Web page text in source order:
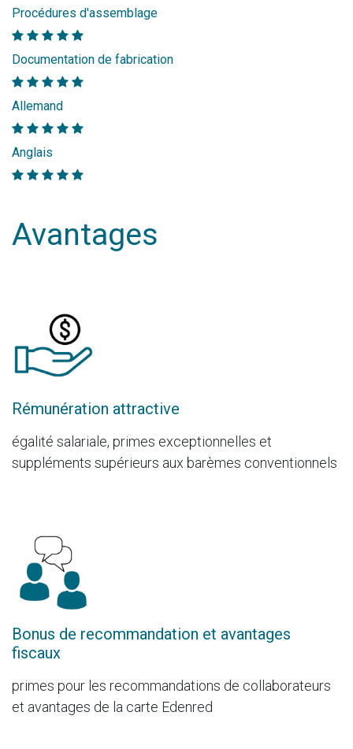
Procédures d'assemblage
Documentation de fabrication
Allemand
Anglais
Avantages
Rémunération attractive
égalité salariale, primes exceptionnelles et
suppléments supérieurs aux barèmes conventionnels
Bonus de recommandation et avantages
fiscaux
primes pour les recommandations de collaborateurs
et avantages de la carte Edenred